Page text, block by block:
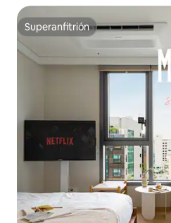
Superanfitrión
Superanfitrión